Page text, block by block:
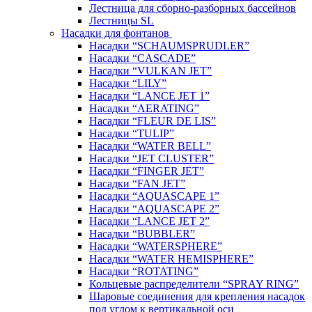
Лестница для сборно-разборных бассейнов
Лестницы SL
Насадки для фонтанов
Насадки “SCHAUMSPRUDLER”
Насадки “CASCADE”
Насадки “VULKAN JET”
Насадки “LILY”
Насадки “LANCE JET 1”
Насадки “AERATING”
Насадки “FLEUR DE LIS”
Насадки “TULIP”
Насадки “WATER BELL”
Насадки “JET CLUSTER”
Насадки “FINGER JET”
Насадки “FAN JET”
Насадки “AQUASCAPE 1”
Насадки “AQUASCAPE 2”
Насадки “LANCE JET 2”
Насадки “BUBBLER”
Насадки “WATERSPHERE”
Насадки “WATER HEMISPHERE”
Насадки “ROTATING”
Кольцевые распределители “SPRAY RING”
Шаровые соединения для крепления насадок
под углом к вертикальной оси